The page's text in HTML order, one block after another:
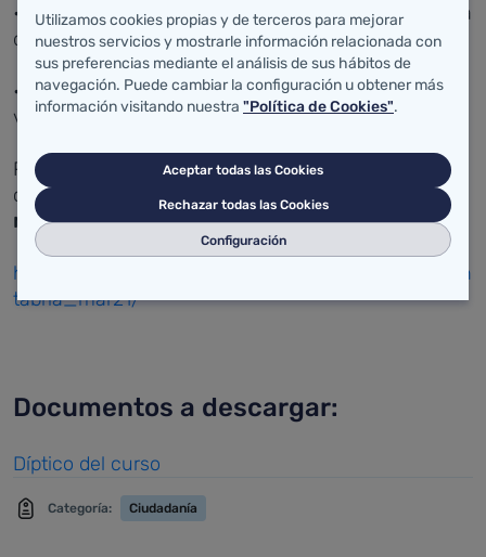
• Aprender a detectar e intervenir ante un problema
de juego.
• Analizar los riesgos y beneficios de los
videojuegos en las familias.
Participar en este curso es muy sencillo y
completamente gratuito.
¡Sólo tienes que
registrarte!entrando en:
https://www.campusfad.org/curso/fam_juego_can
tabria_mar21/
Documentos a descargar:
Díptico del curso
Categoría: Ciudadanía
Utilizamos cookies propias y de terceros para mejorar
nuestros servicios y mostrarle información relacionada con
sus preferencias mediante el análisis de sus hábitos de
navegación. Puede cambiar la configuración u obtener más
información visitando nuestra "Política de Cookies".
Aceptar todas las Cookies
Rechazar todas las Cookies
Configuración